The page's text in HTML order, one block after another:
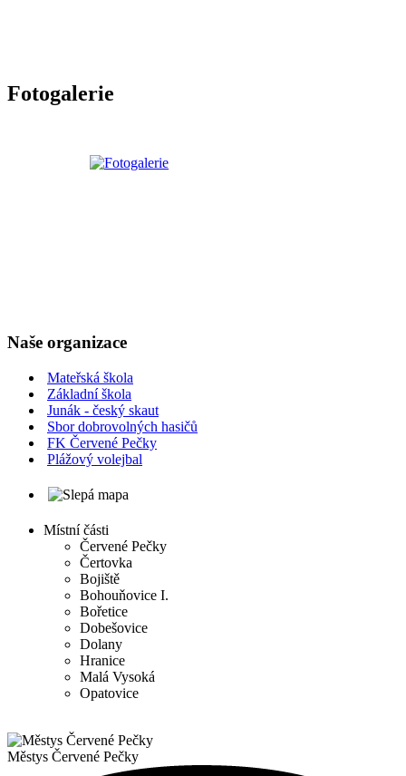
Fotogalerie
Naše organizace
Mateřská škola
Základní škola
Junák - český skaut
Sbor dobrovolných hasičů
FK Červené Pečky
Plážový volejbal
Místní části
Červené Pečky
Čertovka
Bojiště
Bohouňovice I.
Bořetice
Dobešovice
Dolany
Hranice
Malá Vysoká
Opatovice
Městys Červené Pečky